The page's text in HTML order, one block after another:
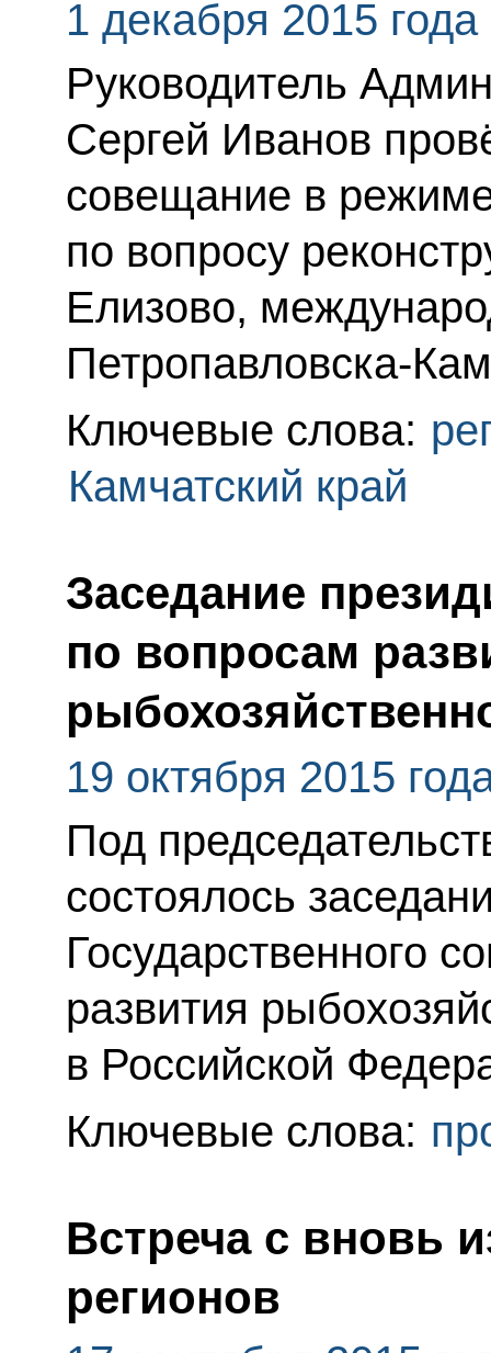
1 декабря 2015 года
Руководитель
Сергей Иванов
совещание в
по вопросу
Елизово,
Петропавловска-
Ключевые слова:
Камчатский край
Заседание
по вопросам
19 октября 2015
Под
состоялось
Государственного
развития
в Российской
Ключевые слова:
Встреча с вновь
регионов